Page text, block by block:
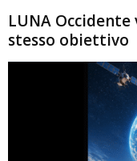
LUNA
stesso obiettivo